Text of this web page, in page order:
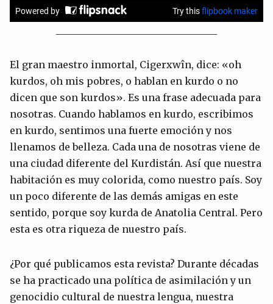
El gran maestro inmortal, Cigerxwîn, dice: «oh
kurdos, oh mis pobres, o hablan en kurdo o no
dicen que son kurdos». Es una frase adecuada para
nosotras. Cuando hablamos en kurdo, escribimos
en kurdo, sentimos una fuerte emoción y nos
llenamos de belleza. Cada una de nosotras viene de
una ciudad diferente del Kurdistán. Así que nuestra
habitación es muy colorida, como nuestro país. Soy
un poco diferente de las demás amigas en este
sentido, porque soy kurda de Anatolia Central. Pero
esta es otra riqueza de nuestro país.
¿Por qué publicamos esta revista? Durante décadas
se ha practicado una política de asimilación y un
genocidio cultural de nuestra lengua, nuestra